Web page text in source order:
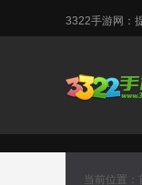
3322手游网：
当前位置：